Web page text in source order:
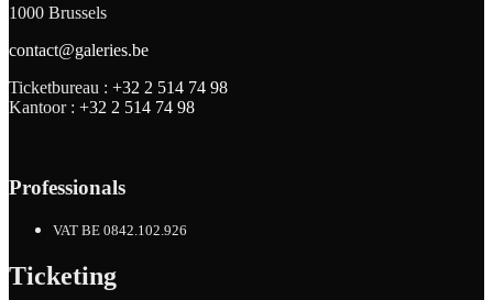
1000 Brussels
contact@galeries.be
Ticketbureau : +32 2 514 74 98
Kantoor : +32 2 514 74 98
Professionals
VAT BE 0842.102.926
Ticketing